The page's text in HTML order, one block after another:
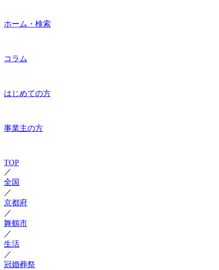
ホーム・検索
コラム
はじめての方
事業主の方
TOP
／
全国
／
京都府
／
舞鶴市
／
生活
／
冠婚葬祭